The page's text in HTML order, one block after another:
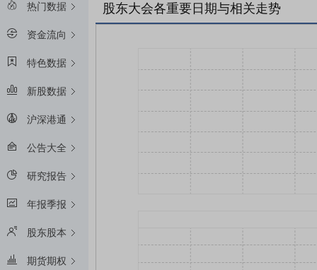
热门数据
资金流向
特色数据
新股数据
沪深港通
公告大全
研究报告
年报季报
股东股本
期货期权
股东大会各重要日期与相关走势